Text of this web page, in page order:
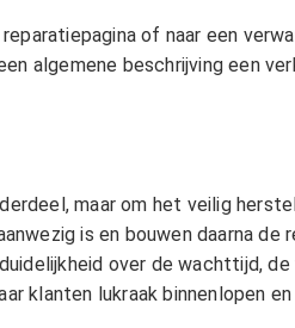
of naar een
algemene beschrijving een
maar om het veilig
is en bouwen daarna de
over de wachttijd,
klanten lukraak binnenlopen